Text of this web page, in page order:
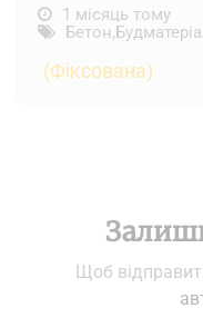
1 місяць тому
Бетон,
(Фіксована)
Щоб